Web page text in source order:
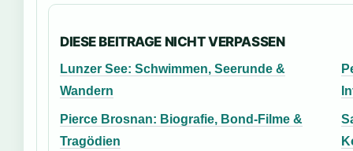
DIESE BEITRAGE NICHT VERPASSEN
Lunzer See: Schwimmen, Seerunde &
Wandern
Pierce Brosnan: Biografie, Bond-Filme &
Tragödien